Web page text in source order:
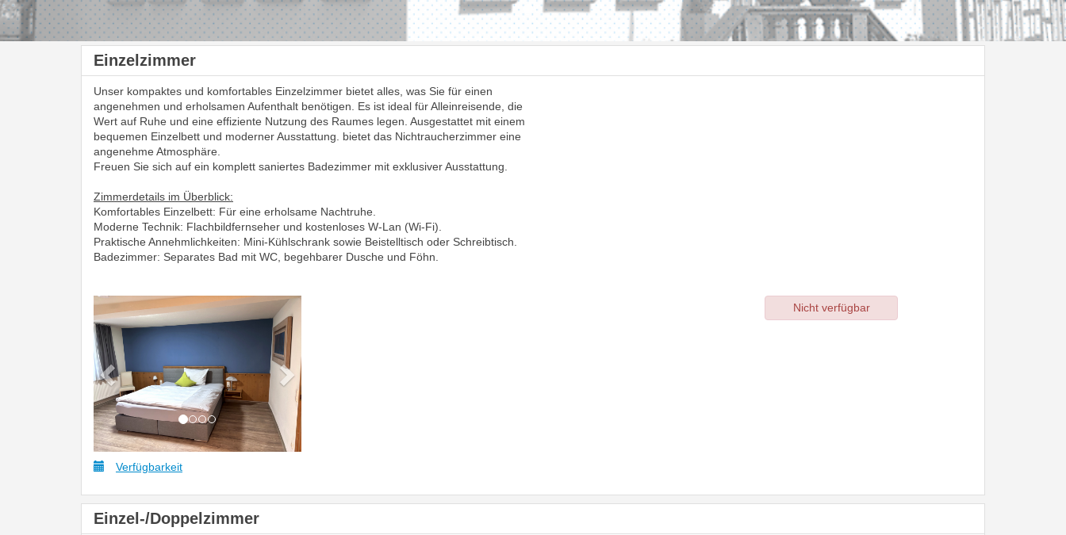
Einzelzimmer
Unser kompaktes und komfortables Einzelzimmer bietet alles, was Sie für einen
angenehmen und erholsamen Aufenthalt benötigen. Es ist ideal für Alleinreisende, die
Wert auf Ruhe und eine effiziente Nutzung des Raumes legen. Ausgestattet mit einem
bequemen Einzelbett und moderner Ausstattung. bietet das Nichtraucherzimmer eine
angenehme Atmosphäre.
Freuen Sie sich auf ein komplett saniertes Badezimmer mit exklusiver Ausstattung.
Zimmerdetails im Überblick:
Komfortables Einzelbett: Für eine erholsame Nachtruhe.
Moderne Technik: Flachbildfernseher und kostenloses W-Lan (Wi-Fi).
Praktische Annehmlichkeiten: Mini-Kühlschrank sowie Beistelltisch oder Schreibtisch.
Badezimmer: Separates Bad mit WC, begehbarer Dusche und Föhn.
Previous Next Nicht verfügbar
Verfügbarkeit
Einzel-/Doppelzimmer